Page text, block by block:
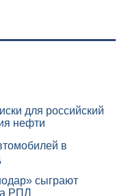
для российский
нефти
в
сыграют
РПЛ